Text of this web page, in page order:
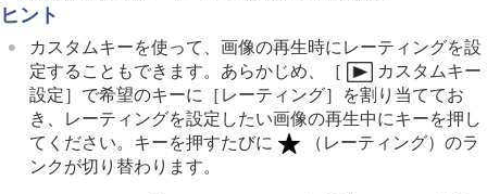
ヒント
カスタムキーを使って、画像の再生時にレーティングを設
定することもできます。あらかじめ、
［
カスタムキー
設定］ で希望のキーに ［レーティング］ を割り当ててお
き、レーティングを設定したい画像の再生中にキーを押し
てください。キーを押すたびに
（レーティング）のラ
ンクが切り替わります。